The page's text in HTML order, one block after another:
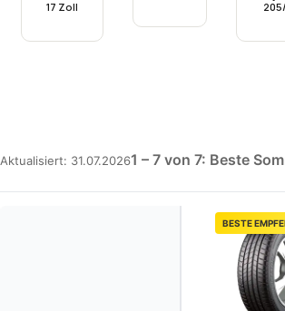
17 Zoll
Aktualisiert: 31.07.20261 – 7 von 7: Beste
BESTE